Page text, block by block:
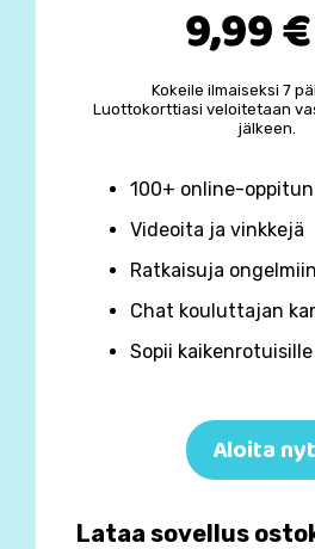
9,99 €
Kokeile ilmaiseksi 7
Luottokorttiasi veloitetaan
jälkeen.
100+ online-
Videoita ja vinkkejä
Ratkaisuja ongelmiin
Chat kouluttajan
Sopii
Aloita
Lataa sovellus